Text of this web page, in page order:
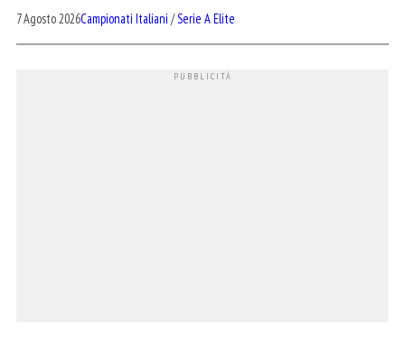
7 Agosto 2026Campionati Italiani /Serie A Elite